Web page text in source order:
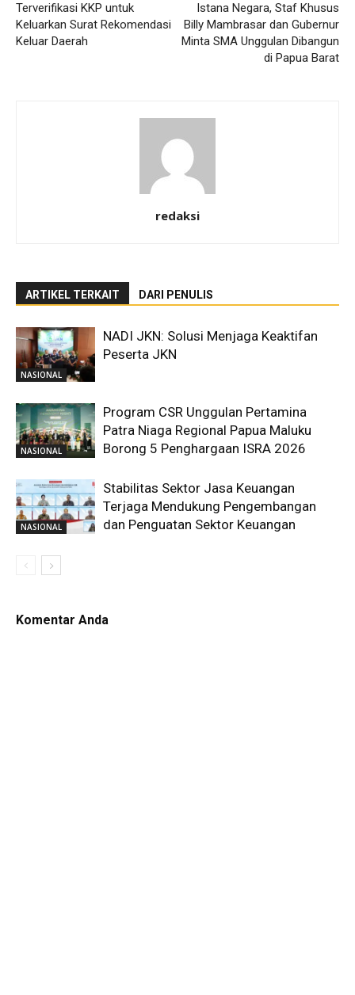
Terverifikasi KKP untuk
Keluarkan Surat Rekomendasi
Keluar Daerah
Istana Negara, Staf Khusus
Billy Mambrasar dan Gubernur
Minta SMA Unggulan Dibangun
di Papua Barat
redaksi
ARTIKEL TERKAIT DARI PENULIS
NASIONAL
NADI JKN: Solusi Menjaga Keaktifan
Peserta JKN
NASIONAL
Program CSR Unggulan Pertamina
Patra Niaga Regional Papua Maluku
Borong 5 Penghargaan ISRA 2026
NASIONAL
Stabilitas Sektor Jasa Keuangan
Terjaga Mendukung Pengembangan
dan Penguatan Sektor Keuangan
Komentar Anda